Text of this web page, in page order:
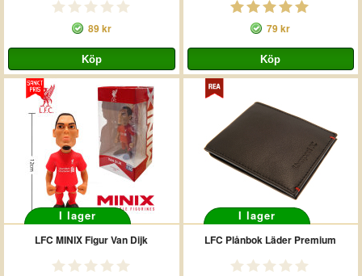
89 kr 79 kr
I lager
LFC MINIX Figur Van Dijk
I lager
LFC Plånbok Läder Premium